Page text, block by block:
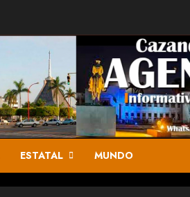
ESTATAL MUNDO